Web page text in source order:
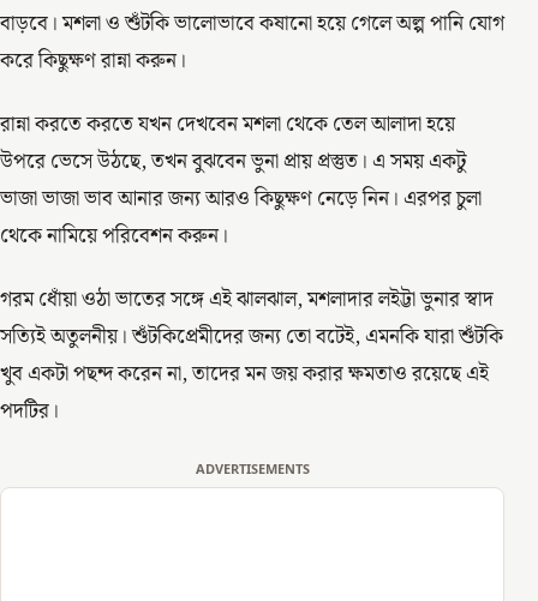
বাড়বে। মশলা ও শুঁটকি ভালোভাবে কষানো হয়ে গেলে অল্প পানি যোগ
করে কিছুক্ষণ রান্না করুন।
রান্না করতে করতে যখন দেখবেন মশলা থেকে তেল আলাদা হয়ে
উপরে ভেসে উঠছে, তখন বুঝবেন ভুনা প্রায় প্রস্তুত। এ সময় একটু
ভাজা ভাজা ভাব আনার জন্য আরও কিছুক্ষণ নেড়ে নিন। এরপর চুলা
থেকে নামিয়ে পরিবেশন করুন।
গরম ধোঁয়া ওঠা ভাতের সঙ্গে এই ঝালঝাল, মশলাদার লইট্টা ভুনার স্বাদ
সত্যিই অতুলনীয়। শুঁটকিপ্রেমীদের জন্য তো বটেই, এমনকি যারা শুঁটকি
খুব একটা পছন্দ করেন না, তাদের মন জয় করার ক্ষমতাও রয়েছে এই
পদটির।
ADVERTISEMENTS